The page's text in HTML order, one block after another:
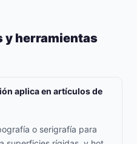
y herramientas
aplica en artículos de
o serigrafía para